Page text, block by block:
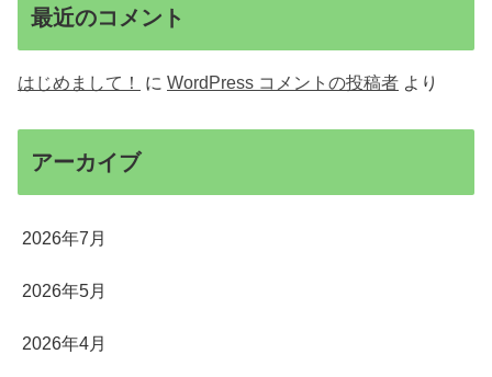
最近のコメント
はじめまして！ に WordPress コメントの投稿者 より
アーカイブ
2026年7月
2026年5月
2026年4月